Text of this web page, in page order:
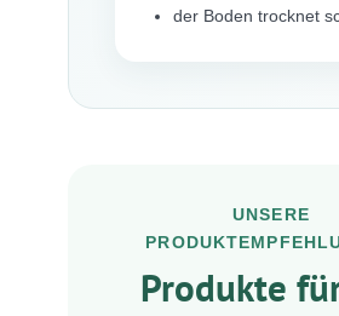
der Boden trocknet
UNSERE
Produkte